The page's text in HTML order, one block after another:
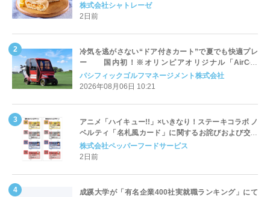
株式会社シャトレーゼ
2日前
冷気を逃がさない“ドア付きカート”で夏でも快適プレ
ー 国内初！※オリンピアオリジナル「AirCon
Cart（エアコンカート）」導入 | ＰＧＭ
パシフィックゴルフマネージメント株式会社
2026年08月06日 10:21
アニメ「ハイキュー!!」×いきなり！ステーキコラボ ノ
ベルティ「名札風カード」に関するお詫びおよび交換
対応についてのご案内
株式会社ペッパーフードサービス
2日前
成蹊大学が「有名企業400社実就職ランキング」にて